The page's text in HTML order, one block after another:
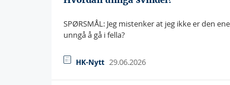
SPØRSMÅL: Jeg mistenker at jeg ikke er den
unngå å gå i fella?
HK-Nytt 29.06.2026